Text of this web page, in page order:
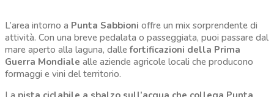
L’area intorno a Punta Sabbioni offre un mix sorprendente di
attività. Con una breve pedalata o passeggiata, puoi passare dal
mare aperto alla laguna, dallefortificazioni della Prima
Guerra Mondiale alle aziende agricole locali che producono
formaggi e vini del territorio.